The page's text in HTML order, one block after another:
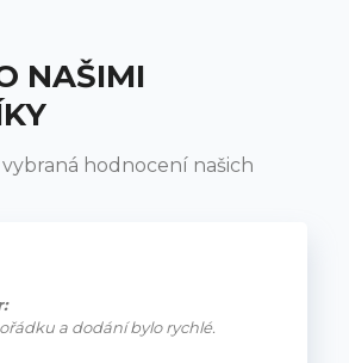
NAŠIMI
hodnocení našich
a dodání bylo rychlé.